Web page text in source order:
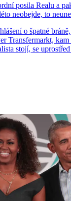
posila Realu a
neobejde, to
o špatné
Transfermarkt,
stojí, se